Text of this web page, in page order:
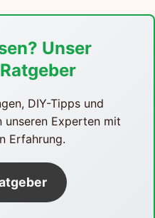
Unser
DIY-Tipps und
unseren Experten mit
Erfahrung.